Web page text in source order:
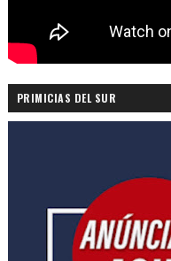
PRIMICIAS DEL SUR